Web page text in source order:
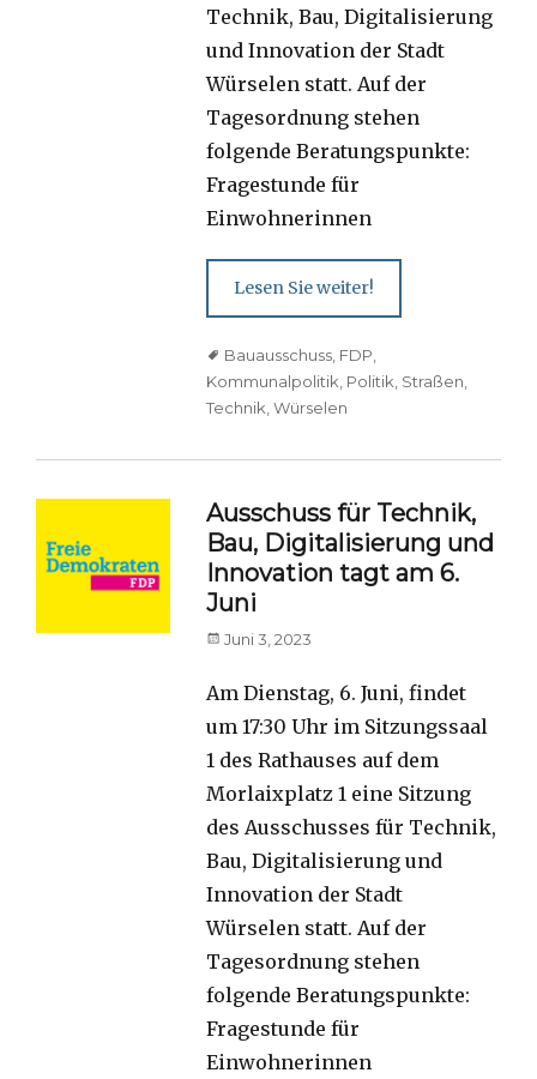
Technik, Bau, Digitalisierung
und Innovation der Stadt
Würselen statt. Auf der
Tagesordnung stehen
folgende Beratungspunkte:
Fragestunde für
Einwohnerinnen
Lesen Sie weiter!
TagsBauausschuss FDP
Kommunalpolitik Politik Straßen
Technik ,Würselen
Ausschuss für Technik,
Bau, Digitalisierung und
Innovation tagt am 6.
Juni
Posted
Juni 3, 2023
Am Dienstag, 6. Juni, findet
um 17:30 Uhr im Sitzungssaal
1 des Rathauses auf dem
Morlaixplatz 1 eine Sitzung
des Ausschusses für Technik,
Bau, Digitalisierung und
Innovation der Stadt
Würselen statt. Auf der
Tagesordnung stehen
folgende Beratungspunkte:
Fragestunde für
Einwohnerinnen